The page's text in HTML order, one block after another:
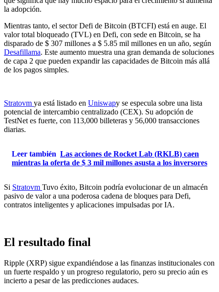
la adopción.
Mientras tanto, el sector Defi de Bitcoin (BTCFI) está en auge. El
valor total bloqueado (TVL) en Defi, con sede en Bitcoin, se ha
disparado de $ 307 millones a $ 5.85 mil millones en un año, según
Desafillama. Este aumento muestra una gran demanda de soluciones
de capa 2 que pueden expandir las capacidades de Bitcoin más allá
de los pagos simples.
Stratovm ya está listado en Uniswapy se especula sobre una lista
potencial de intercambio centralizado (CEX). Su adopción de
TestNet es fuerte, con 113,000 billeteras y 56,000 transacciones
diarias.
Leer también Las acciones de Rocket Lab (RKLB) caen
mientras la oferta de $ 3 mil millones asusta a los inversores
Si Stratovm Tuvo éxito, Bitcoin podría evolucionar de un almacén
pasivo de valor a una poderosa cadena de bloques para Defi,
contratos inteligentes y aplicaciones impulsadas por IA.
El resultado final
Ripple (XRP) sigue expandiéndose a las finanzas institucionales con
un fuerte respaldo y un progreso regulatorio, pero su precio aún es
incierto a pesar de las predicciones audaces.